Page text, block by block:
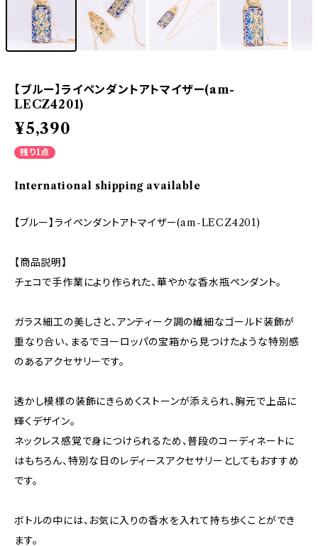
【ブルー】ライペンダントアトマイザー(am-
LECZ4201)
¥5,390
残り1点
International shipping available
【ブルー】ライペンダントアトマイザー(am-LECZ4201)
【商品説明】
チェコで手作業により作られた、華やかな香水瓶ペンダント。
ガラス細工の美しさと、アンティーク調の繊細なゴールド装飾が
重なり合い、まるでヨーロッパの宝箱から見つけたような特別感
のあるアクセサリーです。
透かし模様の装飾にきらめくストーンが添えられ、胸元で上品に
輝くデザイン。
ネックレス感覚で身につけられるため、普段のコーディネートに
はもちろん、特別な日のレディースアクセサリーとしてもおすすめ
です。
ボトルの中には、お気に入りの香水を入れて持ち歩くことができ
ます。